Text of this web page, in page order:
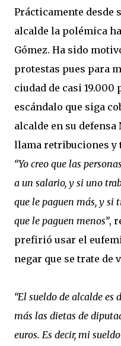
Prácticamente desde
alcalde la polémica
Gómez. Ha sido
protestas pues para
ciudad de casi 19.000
escándalo que siga
alcalde en su defensa
llama retribuciones y
“Yo creo que las
a un salario, y si uno
que le paguen más, y si
que le paguen menos”,
prefirió usar el
negar que se trate de
“El sueldo de alcalde es
más las dietas de
euros. Es decir, mi